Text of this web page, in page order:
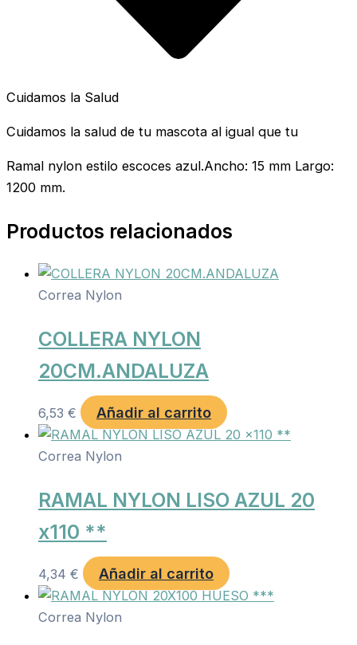
Cuidamos la Salud
Cuidamos la salud de tu mascota al igual que tu
Ramal nylon estilo escoces azul.Ancho: 15 mm Largo:
1200 mm.
Productos relacionados
Correa Nylon
COLLERA NYLON
20CM.ANDALUZA
6,53 € Añadir al carrito
Correa Nylon
RAMAL NYLON LISO AZUL 20
x110 **
4,34 € Añadir al carrito
Correa Nylon